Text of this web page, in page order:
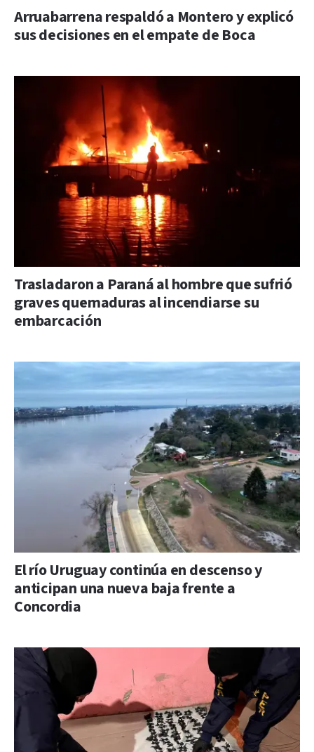
Arruabarrena respaldó a Montero y explicó
sus decisiones en el empate de Boca
Trasladaron a Paraná al hombre que sufrió
graves quemaduras al incendiarse su
embarcación
El río Uruguay continúa en descenso y
anticipan una nueva baja frente a
Concordia